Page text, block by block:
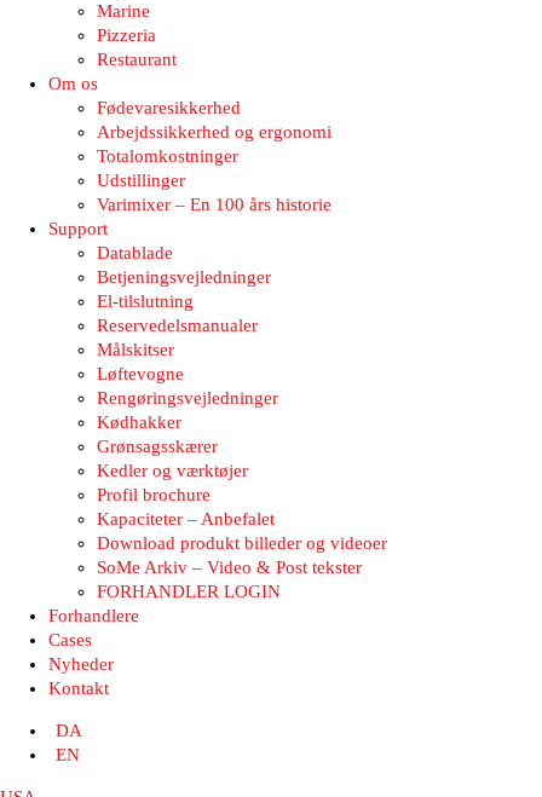
Marine
Pizzeria
Restaurant
Om os
Fødevaresikkerhed
Arbejdssikkerhed og ergonomi
Totalomkostninger
Udstillinger
Varimixer – En 100 års historie
Support
Datablade
Betjeningsvejledninger
El-tilslutning
Reservedelsmanualer
Målskitser
Løftevogne
Rengøringsvejledninger
Kødhakker
Grønsagsskærer
Kedler og værktøjer
Profil brochure
Kapaciteter – Anbefalet
Download produkt billeder og videoer
SoMe Arkiv – Video & Post tekster
FORHANDLER LOGIN
Forhandlere
Cases
Nyheder
Kontakt
DA
EN